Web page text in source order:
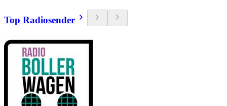
Top Radiosender